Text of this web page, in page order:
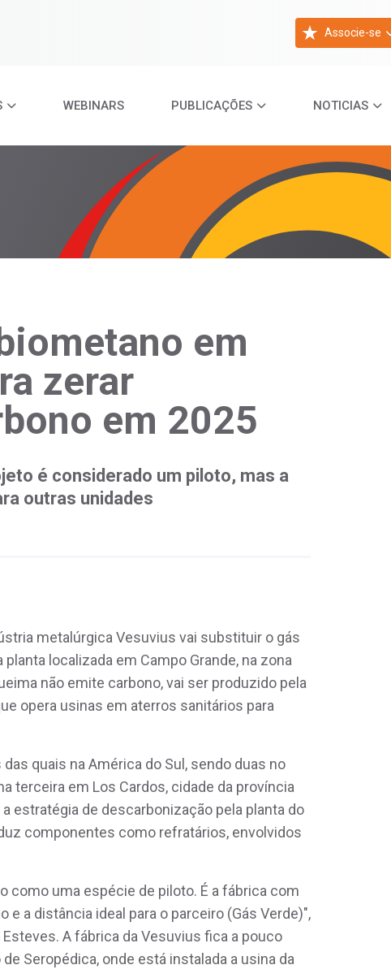
Associe-se
WEBINARS PUBLICAÇÕES NOTICIAS
em
zerar
em 2025
é considerado um piloto, mas a
outras unidades
metalúrgica Vesuvius vai substituir o gás
localizada em Campo Grande, na zona
não emite carbono, vai ser produzido pela
opera usinas em aterros sanitários para
quais na América do Sul, sendo duas no
terceira em Los Cardos, cidade da província
estratégia de descarbonização pela planta do
componentes como refratários, envolvidos
como uma espécie de piloto. É a fábrica com
a distância ideal para o parceiro (Gás Verde)",
A fábrica da Vesuvius fica a pouco
Seropédica, onde está instalada a usina da